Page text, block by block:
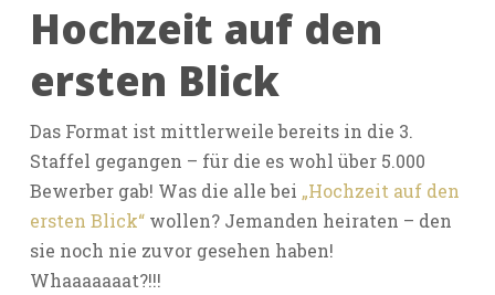
Hochzeit auf den
ersten Blick
Das Format ist mittlerweile bereits in die 3.
Staffel gegangen – für die es wohl über 5.000
Bewerber gab! Was die alle bei „Hochzeit auf den
ersten Blick“wollen? Jemanden heiraten – den
sie noch nie zuvor gesehen haben!
Whaaaaaaat?!!!